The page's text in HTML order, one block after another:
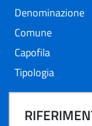
Denominazione
Comune
Capofila
Tipologia